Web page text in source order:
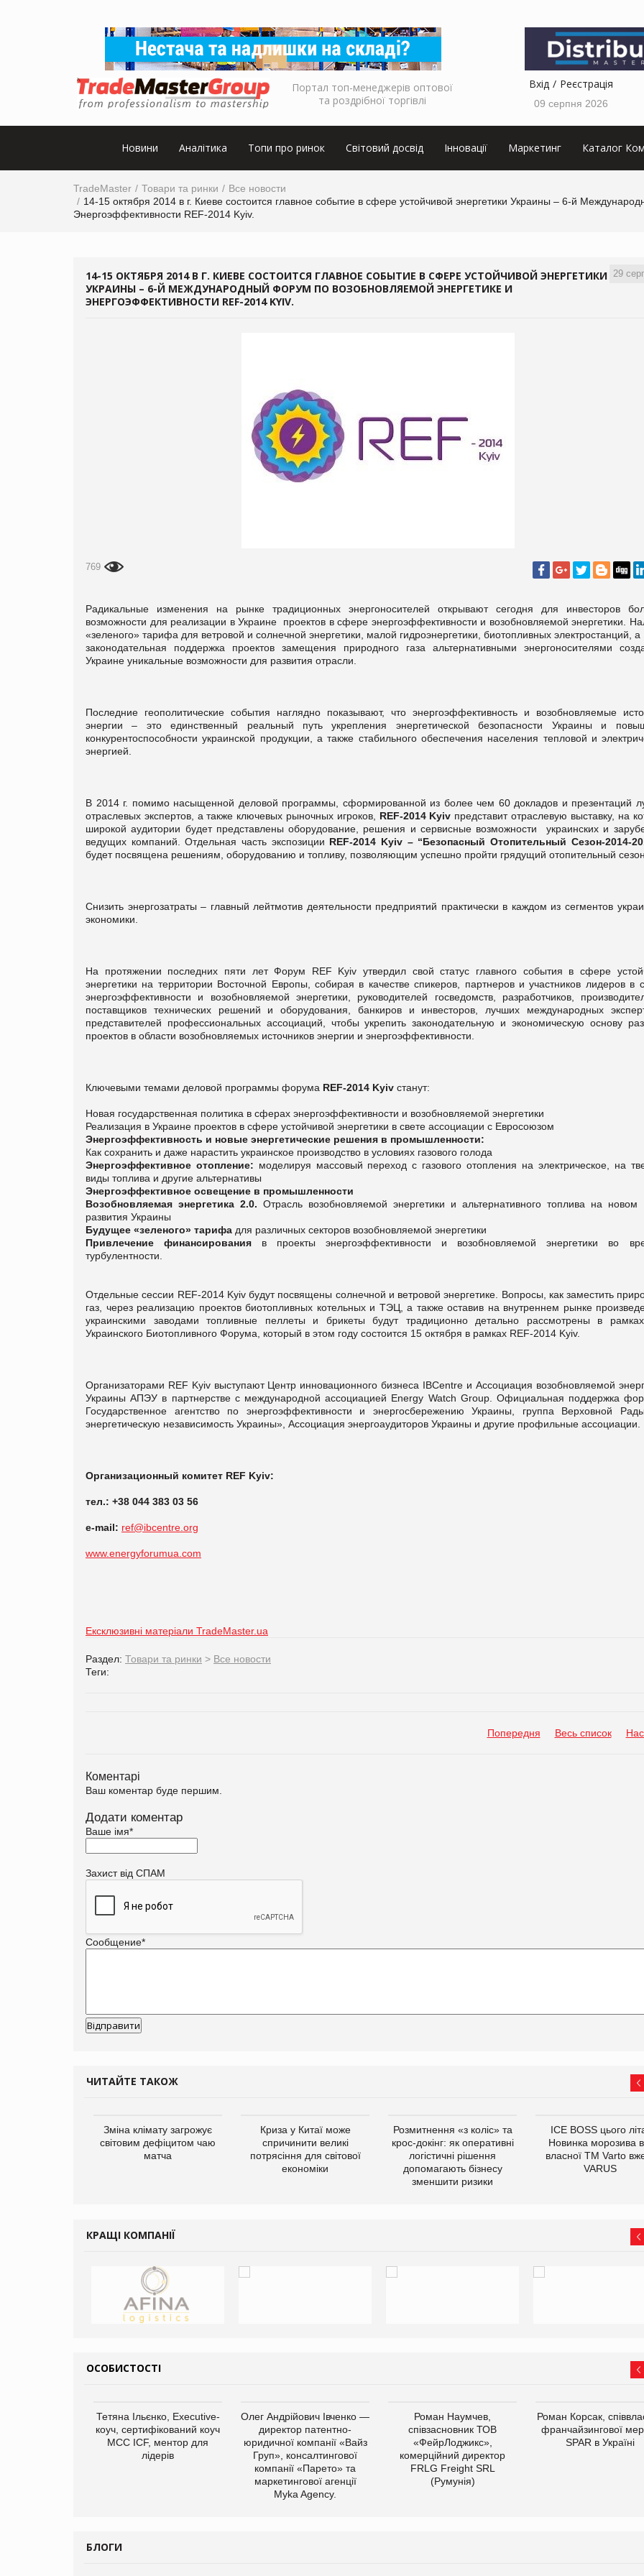
Портал топ-менеджерів оптової
та роздрібної торгівлі
Вхід Реєстрація
09 серпня 2026
Новини Аналітика Топи про ринок Світовий досвід Інновації Маркетинг Каталог
TradeMaster Товари та ринки
Все новости
14-15 октября 2014 в г. Киеве cостоится главное событие в сфере устойчивой энергетики Украины – 6-й
Энергоэффективности REF-2014 Kyiv.
29
14-15 ОКТЯБРЯ 2014 В Г. КИЕВЕ CОСТОИТСЯ ГЛАВНОЕ СОБЫТИЕ В СФЕРЕ УСТОЙЧИВОЙ ЭНЕРГЕТИКИ
УКРАИНЫ – 6-Й МЕЖДУНАРОДНЫЙ ФОРУМ ПО ВОЗОБНОВЛЯЕМОЙ ЭНЕРГЕТИКЕ И
ЭНЕРГОЭФФЕКТИВНОСТИ REF-2014 KYIV.
769
Радикальные изменения на рынке традиционных энергоносителей открывают сегодня для инвесторов
возможности для реализации в Украине проектов в сфере энергоэффективности и возобновляемой энергетики.
«зеленого» тарифа для ветровой и солнечной энергетики, малой гидроэнергетики, биотопливных электростанций, а
законодательная поддержка проектов замещения природного газа альтернативными энергоносителями
Украине уникальные возможности для развития отрасли.
Последние геополитические события наглядно показывают, что энергоэффективность и возобновляемые
энергии – это единственный реальный путь укрепления энергетической безопасности Украины и
конкурентоспособности украинской продукции, а также стабильного обеспечения населения тепловой и
энергией.
В 2014 г. помимо насыщенной деловой программы, сформированной из более чем 60 докладов и презентаций
отраслевых экспертов, а также ключевых рыночных игроков, REF-2014 Kyiv представит отраслевую выставку, на
широкой аудитории будет представлены оборудование, решения и сервисные возможности украинских и
ведущих компаний. Отдельная часть экспозиции REF-2014 Kyiv – “Безопасный Отопительный Сезон-2014-
будет посвящена решениям, оборудованию и топливу, позволяющим успешно пройти грядущий отопительный сезон.
Снизить энергозатраты – главный лейтмотив деятельности предприятий практически в каждом из сегментов
экономики.
На протяжении последних пяти лет Форум REF Kyiv утвердил свой статус главного события в сфере
энергетики на территории Восточной Европы, собирая в качестве спикеров, партнеров и участников лидеров в
энергоэффективности и возобновляемой энергетики, руководителей госведомств, разработчиков,
поставщиков технических решений и оборудования, банкиров и инвесторов, лучших международных
представителей профессиональных ассоциаций, чтобы укрепить законодательную и экономическую основу
проектов в области возобновляемых источников энергии и энергоэффективности.
Ключевыми темами деловой программы форума REF-2014 Kyiv станут:
Новая государственная политика в сферах энергоэффективности и возобновляемой энергетики
Реализация в Украине проектов в сфере устойчивой энергетики в свете ассоциации с Евросоюзом
Энергоэффективность и новые энергетические решения в промышленности:
Как сохранить и даже нарастить украинское производство в условиях газового голода
Энергоэффективное отопление: моделируя массовый переход с газового отопления на электрическое, на
виды топлива и другие альтернативы
Энергоэффективное освещение в промышленности
Возобновляемая энергетика 2.0. Отрасль возобновляемой энергетики и альтернативного топлива на новом
развития Украины
Будущее «зеленого» тарифа для различных секторов возобновляемой энергетики
Привлечение финансирования в проекты энергоэффективности и возобновляемой энергетики во
турбулентности.
Отдельные сессии REF-2014 Kyiv будут посвящены солнечной и ветровой энергетике. Вопросы, как заместить
газ, через реализацию проектов биотопливных котельных и ТЭЦ, а также оставив на внутреннем рынке
украинскими заводами топливные пеллеты и брикеты будут традиционно детально рассмотрены в
Украинского Биотопливного Форума, который в этом году состоится 15 октября в рамках REF-2014 Kyiv.
Организаторами REF Kyiv выступают Центр инновационного бизнеса IBCentre и Ассоциация возобновляемой
Украины АПЭУ в партнерстве с международной ассоциацией Energy Watch Group. Официальная поддержка
Государственное агентство по энергоэффективности и энергосбережению Украины, группа Верховной
энергетическую независимость Украины», Ассоциация энергоаудиторов Украины и другие профильные ассоциации.
Организационный комитет REF Kyiv:
тел.: +38 044 383 03 56
e-mail: ref@ibcentre.org
www.energyforumua.com
Ексклюзивні матеріали TradeMaster.ua
Раздел: Товари та ринки > Все новости
Теги:
Попередня Весь список
Коментарі
Ваш коментар буде першим.
Додати коментар
Ваше імя*
Захист від СПАМ
Сообщение*
ЧИТАЙТЕ ТАКОЖ
Зміна клімату загрожує
світовим дефіцитом чаю
матча
Криза у Китаї може
спричинити великі
потрясіння для світової
економіки
Розмитнення «з коліс» та
крос-докінг: як оперативні
логістичні рішення
допомагають бізнесу
зменшити ризики
ICE BOSS цього
Новинка морозива
власної ТМ Varto
VARUS
КРАЩІ КОМПАНІЇ
ОСОБИСТОСТІ
Тетяна Ільєнко, Executive-
коуч, сертифікований коуч
МСС ICF, ментор для
лідерів
Олег Андрійович Івченко —
директор патентно-
юридичної компанії «Вайз
Груп», консалтингової
компанії «Парето» та
маркетингової агенції
Myka Agency.
Роман Наумчев,
співзасновник ТОВ
«ФейрЛоджикс»,
комерційний директор
FRLG Freight SRL
(Румунія)
Роман Корсак,
франчайзингової
SPAR в Україні
БЛОГИ